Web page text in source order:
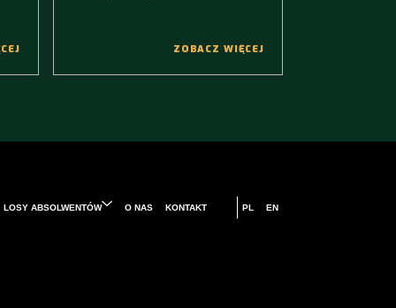
ZOBACZ WIĘCEJ
LOSY ABSOLWENTÓW O NAS KONTAKT PL EN